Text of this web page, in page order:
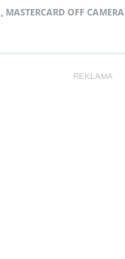
, MASTERCARD OFF CAMERA
REKLAMA